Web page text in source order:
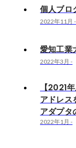
個人ブロ
2022年11月 -
愛知工業
2022年3月 -
【2021
アドレス
アダプタ
2022年1月 -